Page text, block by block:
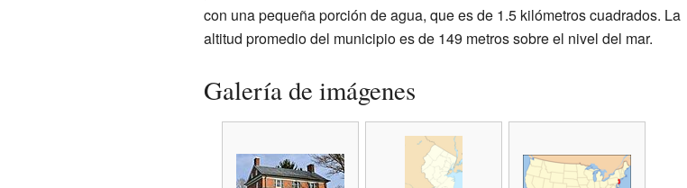
con una pequeña porción de agua, que es de 1.5 kilómetros cuadrados. La
altitud promedio del municipio es de 149 metros sobre el nivel del mar.
Galería de imágenes